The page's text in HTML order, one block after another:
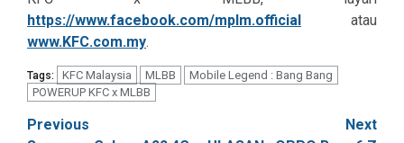
https://www.facebook.com/mplm.official atau
www.KFC.com.my.
Tags: KFC Malaysia MLBB
Mobile Legend : Bang Bang
POWERUP KFC x MLBB
Post
Previous
Next